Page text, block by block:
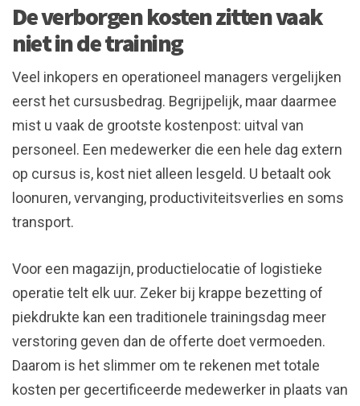
De verborgen kosten zitten vaak
niet in de training
Veel inkopers en operationeel managers vergelijken
eerst het cursusbedrag. Begrijpelijk, maar daarmee
mist u vaak de grootste kostenpost: uitval van
personeel. Een medewerker die een hele dag extern
op cursus is, kost niet alleen lesgeld. U betaalt ook
loonuren, vervanging, productiviteitsverlies en soms
transport.
Voor een magazijn, productielocatie of logistieke
operatie telt elk uur. Zeker bij krappe bezetting of
piekdrukte kan een traditionele trainingsdag meer
verstoring geven dan de offerte doet vermoeden.
Daarom is het slimmer om te rekenen met totale
kosten per gecertificeerde medewerker in plaats van